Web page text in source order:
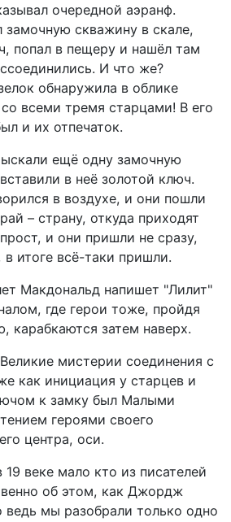
очередной аэранф.
скважину в скале,
попал в пещеру и нашёл там
И что же?
обнаружила в облике
всеми тремя старцами! В его
и их отпечаток.
ещё одну замочную
в неё золотой ключ.
в воздухе, и они пошли
– страну, откуда приходят
и они пришли не сразу,
в итоге всё-таки пришли.
Макдональд напишет "Лилит"
где герои тоже, пройдя
карабкаются затем наверх.
мистерии соединения с
как инициация у старцев и
к замку был Малыми
героями своего
центра, оси.
веке мало кто из писателей
об этом, как Джордж
ведь мы разобрали только одно